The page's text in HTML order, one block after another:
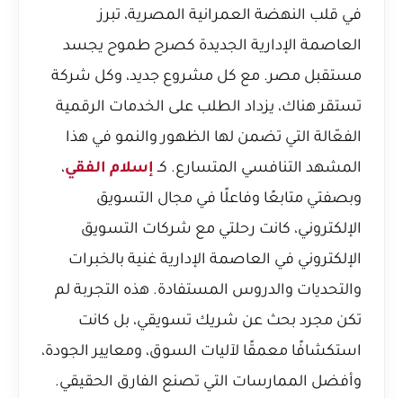
في قلب النهضة العمرانية المصرية، تبرز
العاصمة الإدارية الجديدة كصرح طموح يجسد
مستقبل مصر. مع كل مشروع جديد، وكل شركة
تستقر هناك، يزداد الطلب على الخدمات الرقمية
الفعّالة التي تضمن لها الظهور والنمو في هذا
المشهد التنافسي المتسارع. كـ إسلام الفقي،
وبصفتي متابعًا وفاعلًا في مجال التسويق
الإلكتروني، كانت رحلتي مع شركات التسويق
الإلكتروني في العاصمة الإدارية غنية بالخبرات
والتحديات والدروس المستفادة. هذه التجربة لم
تكن مجرد بحث عن شريك تسويقي، بل كانت
استكشافًا معمقًا لآليات السوق، ومعايير الجودة،
وأفضل الممارسات التي تصنع الفارق الحقيقي.